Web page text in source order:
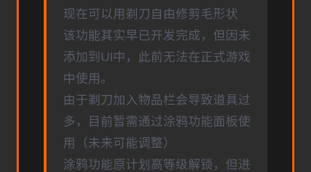
现在可以用剃刀自由修剪毛形状
该功能其实早已开发完成，但因未
添加到UI中，此前无法在正式游戏
中使用。
由于剃刀加入物品栏会导致道具过
多，目前暂需通过涂鸦功能面板使
用（未来可能调整）
涂鸦功能原计划高等级解锁，但进